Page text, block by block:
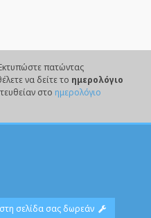
πατώντας
να δείτε το ημερολόγιο
στο ημερολόγιο
σελίδα σας δωρεάν